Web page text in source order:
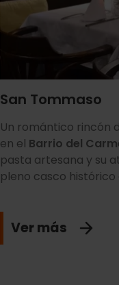
San Tommaso
Un romántico rincón
en el Barrio del
pasta artesana y su
pleno casco histórico
Ver más